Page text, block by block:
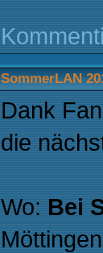
SommerLAN
Dank
die
Wo: Bei